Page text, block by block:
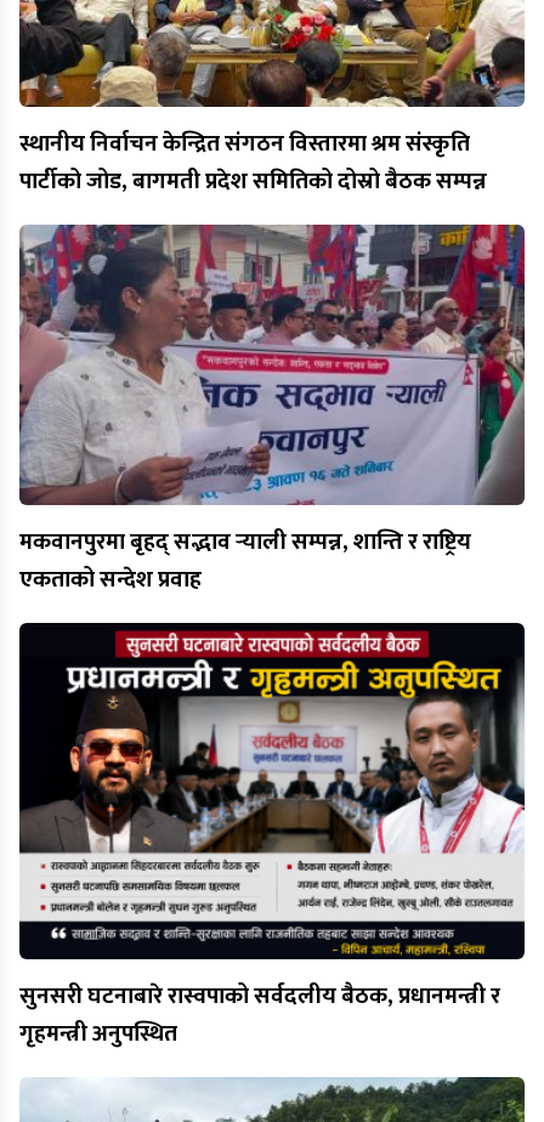
स्थानीय निर्वाचन केन्द्रित संगठन विस्तारमा श्रम संस्कृति
पार्टीको जोड, बागमती प्रदेश समितिको दोस्रो बैठक सम्पन्न
मकवानपुरमा बृहद् सद्भाव र्‍याली सम्पन्न, शान्ति र राष्ट्रिय
एकताको सन्देश प्रवाह
सुनसरी घटनाबारे रास्वपाको सर्वदलीय बैठक, प्रधानमन्त्री र
गृहमन्त्री अनुपस्थित